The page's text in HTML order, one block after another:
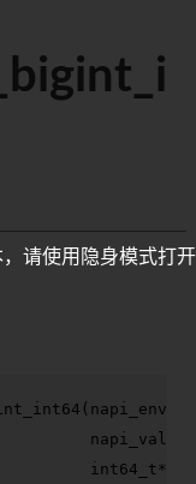
(napi_env
napi_value
int64_t*
请使用隐身模式打开